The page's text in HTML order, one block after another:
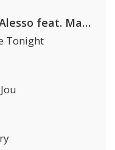
David Guetta & Alesso feat. Madison Love
Tonight